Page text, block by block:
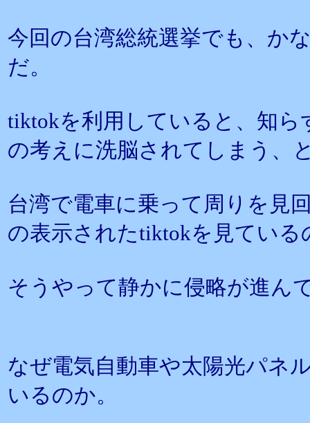
今回の台湾総統選挙でも、か
だ。
tiktokを利用していると、知
の考えに洗脳されてしまう、
台湾で電車に乗って周りを見
の表示されたtiktokを見ている
そうやって静かに侵略が進ん
なぜ電気自動車や太陽光パネ
いるのか。